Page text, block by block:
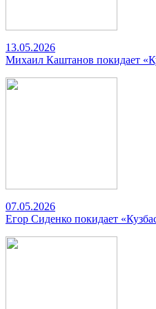
13.05.2026
Михаил Каштанов покидает
07.05.2026
Егор Сиденко покидает